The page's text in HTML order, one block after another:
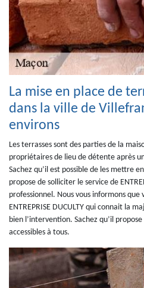
La mise en place de
dans la ville de
environs
Les terrasses sont des parties de la
propriétaires de lieu de détente après
Sachez qu’il est possible de les mettre
propose de solliciter le service de
professionnel. Nous vous informons que
ENTREPRISE DUCULTY qui connait la
bien l’intervention. Sachez qu’il
accessibles à tous.